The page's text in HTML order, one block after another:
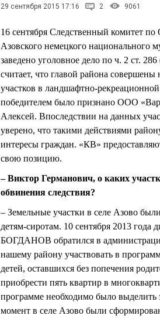
29 сентября 2015 17:16 2 9061
16 сентября Следственный комитет
Азовского немецкого
заведено уголовное дело по ч. 2 ст.
считает, что главой района
участков в ландшафтно-
победителем было признано ООО
Алексей. Впоследствии на данных
уверено, что такими действиями
интересы граждан. «КВ»
свою позицию.
– Виктор Германович, о каких
обвинения следствия?
– Земельные участки в селе Азово
детям-сиротам. 10 сентября 2013 года
БОГДАНОВ обратился в
нашему району участвовать в
детей, оставшихся без попечения
приобрести пять квартир в
программе необходимо было выделить
момент в селе Азово были